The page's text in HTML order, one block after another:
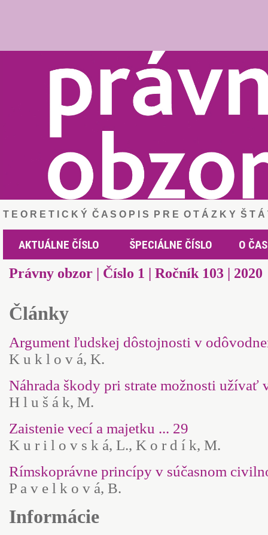
T E O R E T I C K Ý Č A S O P I S P R E O T Á Z K Y Š T
AKTUÁLNE ČÍSLO ŠPECIÁLNE ČÍSLO O
Právny obzor | Číslo 1 | Ročník 103 | 2020
Články
Argument ľudskej dôstojnosti v
K u k l o v á, K.
Náhrada škody pri strate možnosti užívať
H l u š á k, M.
Zaistenie vecí a majetku ... 29
K u r i l o v s k á, L., K o r d í k, M.
Rímskoprávne princípy v súčasnom
P a v e l k o v á, B.
Informácie